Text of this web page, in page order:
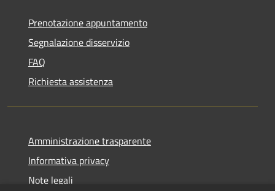
Prenotazione appuntamento
Segnalazione disservizio
FAQ
Richiesta assistenza
Amministrazione trasparente
Informativa privacy
Note legali